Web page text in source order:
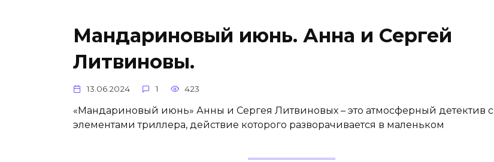
Мандариновый июнь. Анна и Сергей
Литвиновы.
13.06.2024 1 423
«Мандариновый июнь» Анны и Сергея Литвиновых – это атмосферный детектив с
элементами триллера, действие которого разворачивается в маленьком